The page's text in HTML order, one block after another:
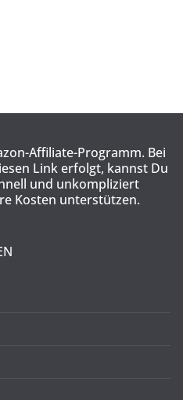
Affiliate-Programm. Bei
Link erfolgt, kannst Du
und unkompliziert
Kosten unterstützen.